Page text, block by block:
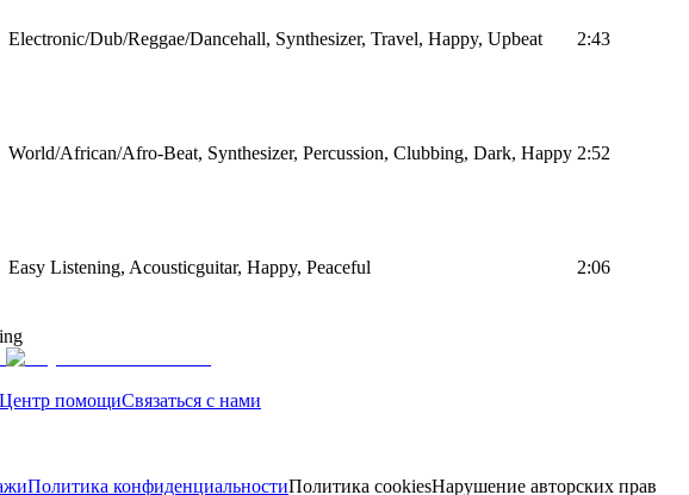
Electronic/Dub/Reggae/Dancehall, Synthesizer, Travel, Happy, Upbeat 2:43
World/African/Afro-Beat, Synthesizer, Percussion, Clubbing, Dark, Happy 2:52
Easy Listening, Acousticguitar, Happy, Peaceful 2:06
Центр помощиСвязаться с нами
Политика конфиденциальностиПолитика cookiesНарушение авторских прав